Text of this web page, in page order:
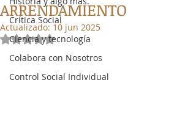
Crítica Social
Ciencia y tecnología
Colabora con Nosotros
Control Social Individual
ARRENDAMIENTO
Actualizado:10 jun 2025
Obtuvo NaN de 5 estrellas.